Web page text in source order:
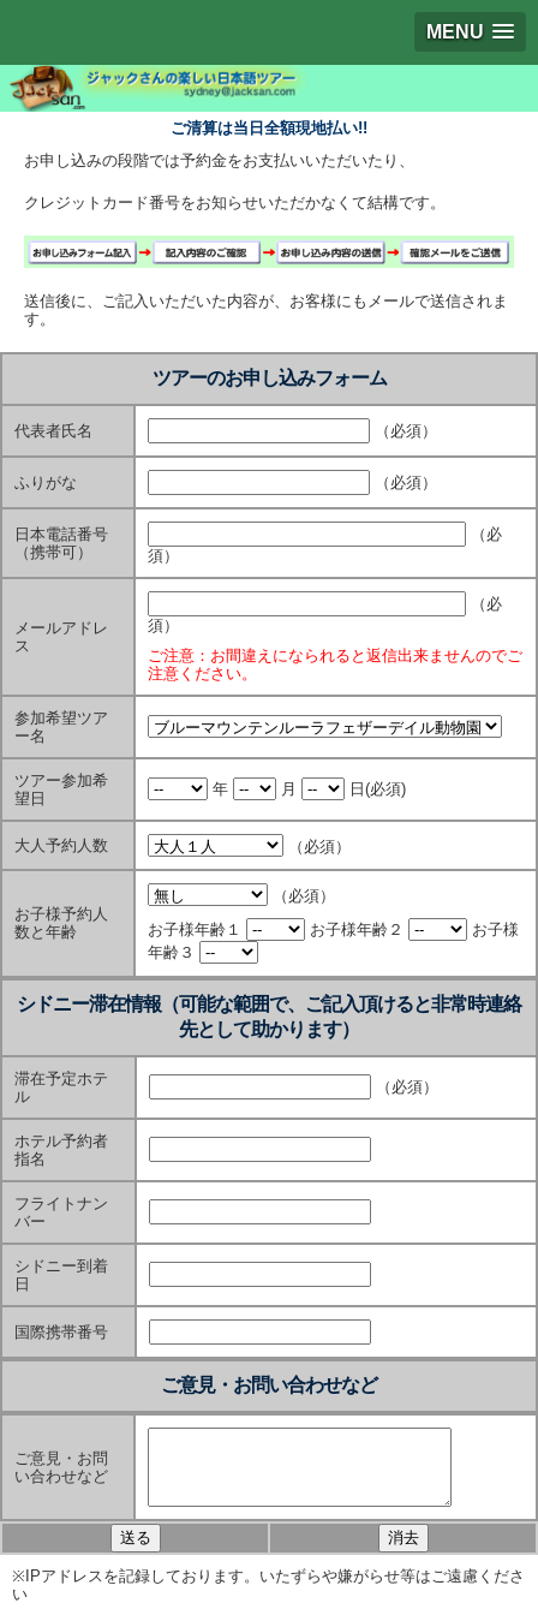
MENU
ご清算は当日全額現地払い!!
お申し込みの段階では予約金をお支払いいただいたり、
クレジットカード番号をお知らせいただかなくて結構です。
送信後に、ご記入いただいた内容が、お客様にもメールで送信されま
す。
ツアーのお申し込みフォーム
代表者氏名 （必須）
ふりがな （必須）
日本電話番号
（携帯可）
（必
須）
メールアドレ
ス
（必
須）
ご注意：お間違えになられると返信出来ませんのでご
注意ください。
参加希望ツア
ー名
ツアー参加希
望日
年 月 日(必須)
大人予約人数 （必須）
お子様予約人
数と年齢
（必須）
お子様年齢１
お子様年齢２
お子様
年齢３
シドニー滞在情報（可能な範囲で、ご記入頂けると非常時連絡
先として助かります）
滞在予定ホテ
ル
（必須）
ホテル予約者
指名
フライトナン
バー
シドニー到着
日
国際携帯番号
ご意見・お問い合わせなど
ご意見・お問
い合わせなど
※IPアドレスを記録しております。いたずらや嫌がらせ等はご遠慮くださ
い